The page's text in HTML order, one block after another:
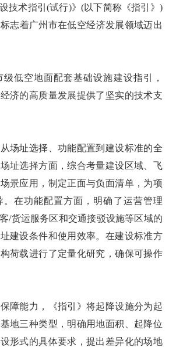
技术指引(试行)》(以下简称《指引》)
志着广州市在低空经济发展领域迈出
空地面配套基础设施建设指引，
济的高质量发展提供了坚实的技术支
址选择、功能配置到建设标准的全
址选择方面，综合考量建设区域、飞
景应用，制定正面与负面清单，为项
。在功能配置方面，明确了运营管理
/货运服务区和交通接驳设施等区域的
建设条件和使用效率。在建设标准方
荷载进行了定量化研究，确保可操作
能力，《指引》将起降设施分为起
地三种类型，明确用地面积、起降位
形式的具体要求，提出差异化的场地